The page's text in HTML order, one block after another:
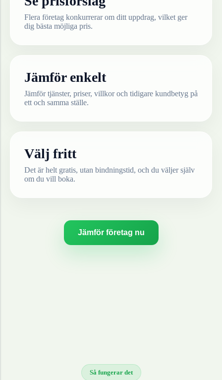
Flera företag konkurrerar om ditt uppdrag, vilket ger
dig bästa möjliga pris.
Jämför enkelt
Jämför tjänster, priser, villkor och tidigare kundbetyg på
ett och samma ställe.
Välj fritt
Det är helt gratis, utan bindningstid, och du väljer själv
om du vill boka.
Jämför företag nu
Så fungerar det